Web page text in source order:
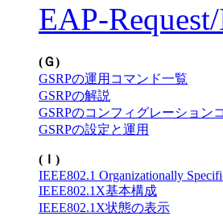
EAP-
(Ｇ)
GSRPの運用コマンド一覧
GSRPの解説
GSRPのコンフィグレーション
GSRPの設定と運用
(Ｉ)
IEEE802.1 Organizationally
IEEE802.1X基本構成
IEEE802.1X状態の表示